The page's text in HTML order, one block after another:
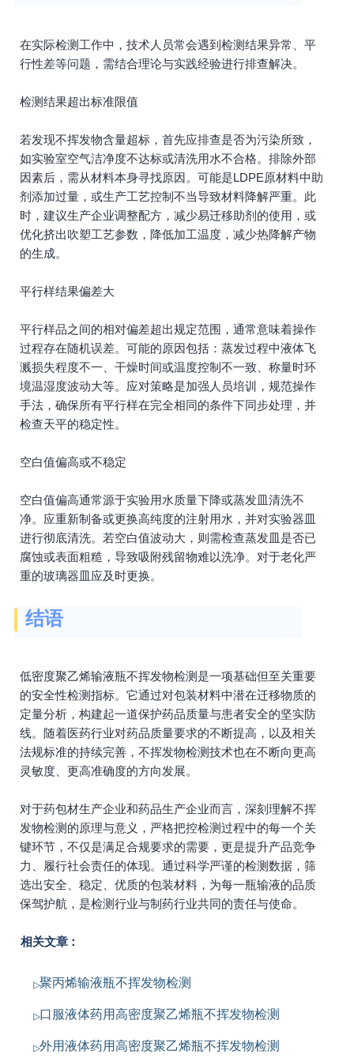
在实际检测工作中，技术人员常会遇到检测结果异常、平
行性差等问题，需结合理论与实践经验进行排查解决。
检测结果超出标准限值
若发现不挥发物含量超标，首先应排查是否为污染所致，
如实验室空气洁净度不达标或清洗用水不合格。排除外部
因素后，需从材料本身寻找原因。可能是LDPE原材料中助
剂添加过量，或生产工艺控制不当导致材料降解严重。此
时，建议生产企业调整配方，减少易迁移助剂的使用，或
优化挤出吹塑工艺参数，降低加工温度，减少热降解产物
的生成。
平行样结果偏差大
平行样品之间的相对偏差超出规定范围，通常意味着操作
过程存在随机误差。可能的原因包括：蒸发过程中液体飞
溅损失程度不一、干燥时间或温度控制不一致、称量时环
境温湿度波动大等。应对策略是加强人员培训，规范操作
手法，确保所有平行样在完全相同的条件下同步处理，并
检查天平的稳定性。
空白值偏高或不稳定
空白值偏高通常源于实验用水质量下降或蒸发皿清洗不
净。应重新制备或更换高纯度的注射用水，并对实验器皿
进行彻底清洗。若空白值波动大，则需检查蒸发皿是否已
腐蚀或表面粗糙，导致吸附残留物难以洗净。对于老化严
重的玻璃器皿应及时更换。
结语
低密度聚乙烯输液瓶不挥发物检测是一项基础但至关重要
的安全性检测指标。它通过对包装材料中潜在迁移物质的
定量分析，构建起一道保护药品质量与患者安全的坚实防
线。随着医药行业对药品质量要求的不断提高，以及相关
法规标准的持续完善，不挥发物检测技术也在不断向更高
灵敏度、更高准确度的方向发展。
对于药包材生产企业和药品生产企业而言，深刻理解不挥
发物检测的原理与意义，严格把控检测过程中的每一个关
键环节，不仅是满足合规要求的需要，更是提升产品竞争
力、履行社会责任的体现。通过科学严谨的检测数据，筛
选出安全、稳定、优质的包装材料，为每一瓶输液的品质
保驾护航，是检测行业与制药行业共同的责任与使命。
相关文章：
聚丙烯输液瓶不挥发物检测
口服液体药用高密度聚乙烯瓶不挥发物检测
外用液体药用高密度聚乙烯瓶不挥发物检测